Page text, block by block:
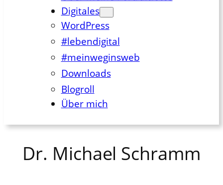
Digitales
WordPress
#lebendigital
#meinweginsweb
Downloads
Blogroll
Über mich
Dr. Michael Schramm